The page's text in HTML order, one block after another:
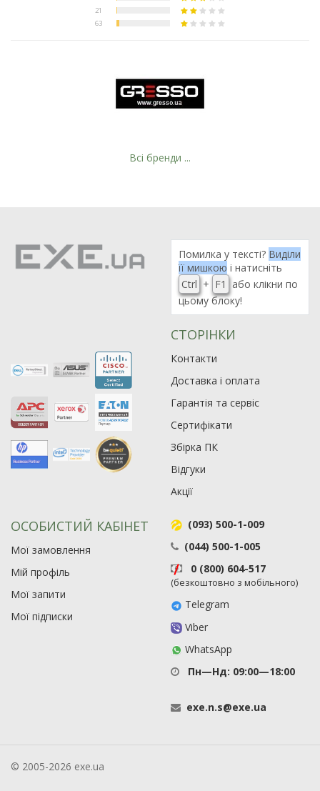
19
Всі бренди ...
Помилка у тексті? Виділи
її мишкою і натисніть
Ctrl + F1
або клікни по
цьому блоку!
СТОРІНКИ
Контакти
Доставка і оплата
Гарантія та сервіс
Сертифікати
Збірка ПК
Відгуки
Акції
ОСОБИСТИЙ КАБІНЕТ
Мої замовлення
Мій профіль
Мої запити
Мої підписки
(093) 500-1-009
(044) 500-1-005
0 (800) 604-517
(безкоштовно з мобільного)
Telegram
Viber
WhatsApp
Пн—Нд: 09:00—18:00
exe.n.s@exe.ua
© 2005-2026 exe.ua